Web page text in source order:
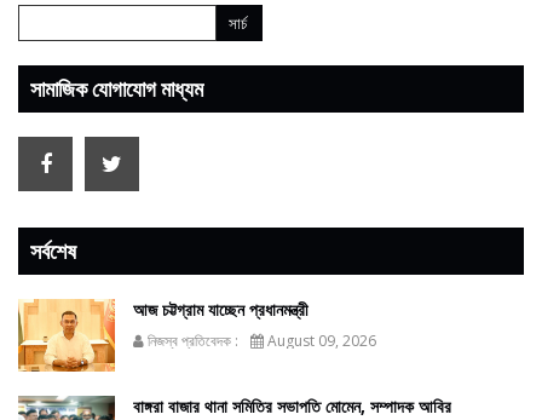
সামাজিক যোগাযোগ মাধ্যম
সর্বশেষ
আজ চট্টগ্রাম যাচ্ছেন প্রধানমন্ত্রী
নিজস্ব প্রতিবেদক : August 09, 2026
বাঙ্গরা বাজার থানা সমিতির সভাপতি মোমেন, সম্পাদক আবির